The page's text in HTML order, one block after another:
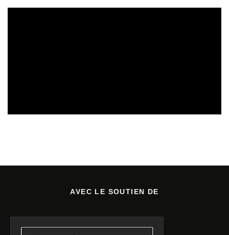
AVEC LE SOUTIEN DE